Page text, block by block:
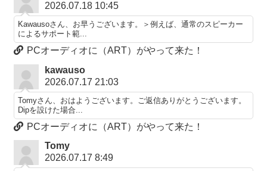
2026.07.18 10:45
Kawausoさん、お早うございます。＞例えば、通常のスピーカー
によるサポート範...
PCオーディオに（ART）がやって来た！
kawauso
2026.07.17 21:03
Tomyさん、おはようございます。ご返信ありがとうございます。
Dipを設けた場合...
PCオーディオに（ART）がやって来た！
Tomy
2026.07.17 8:49